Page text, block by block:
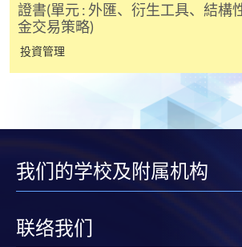
Quam Securities Limited 總監-私人客
作經驗，曾為審計師，由基金分析員
近年專注為股票投資研究。擁有香港
學士學位及科技大學金融科技碩士學位
網上報名 立即報名
報名辦法
證書(單元 : 外匯、衍生工具、結構
金交易策略)
投資管理
我们的学校及附属机构
联络我们